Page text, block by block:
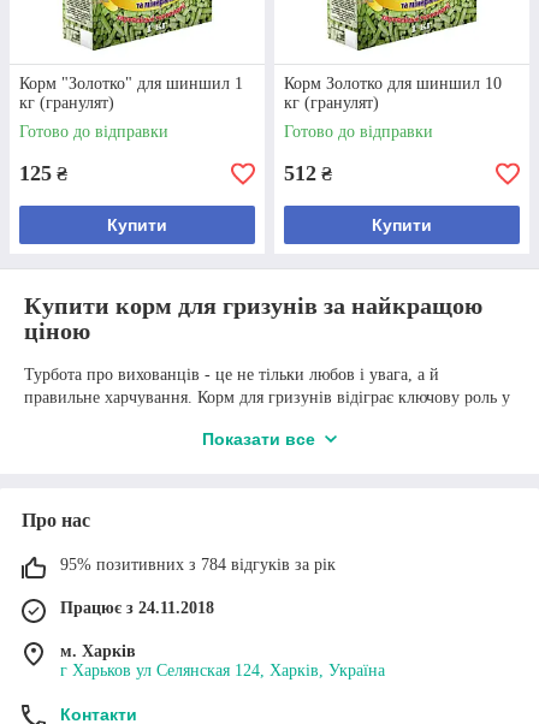
Повноцінний раціон, містить вітаміни та мінерали.
Сприяє стимуляції обміну речовин, нормальному
розвитку тварин, покращує стан шерсті.
Дізнатися більше
Потрібна консультація? Телефонуйте!
Сухий корм для гризунів від
Різноманітний асортимент
Корм "Золотко" для шиншил 1
кг (гранулят)
Готово до відправки
125 ₴
Купити
Корм Золотко для шиншил 10
кг (гранулят)
Готово до відправки
512 ₴
Купити
Купити корм для гризунів за найкращою
ціною
Турбота про вихованців - це не тільки любов і увага, а й
правильне харчування. Корм для гризунів відіграє ключову роль у
ПромВетТоргви можете купити корм для
Наш асортимент включає різноманітні корми, спеціально
свинки, щури та шиншили. Ми пропонуємо як готові
створювати різноманітний раціон, що враховує потреби кожного
Корм для гризунів у нашому магазині містить усі необхідні
та хорошому самопочуттю. Важливо, щоб раціон ваших
Показати все
Про нас
95% позитивних з 784 відгуків за рік
Працює з 24.11.2018
м. Харків
г Харьков ул Селянская 124, Харків, Україна
Контакти